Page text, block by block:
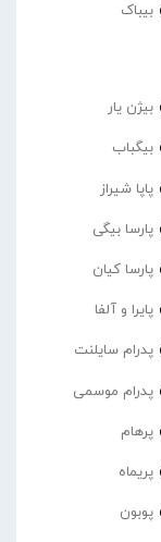
بیباک
بیژن یار
بیگباب
پاپا شیراز
پارسا بیگی
پارسا کیان
پایرا و آلفا
پدرام‌ سایلنت
پدرام موسمی
پرهام
پریماه
پوبون